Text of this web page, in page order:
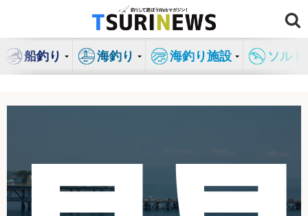
ン
船釣り 海釣り 海釣り施設 ソル